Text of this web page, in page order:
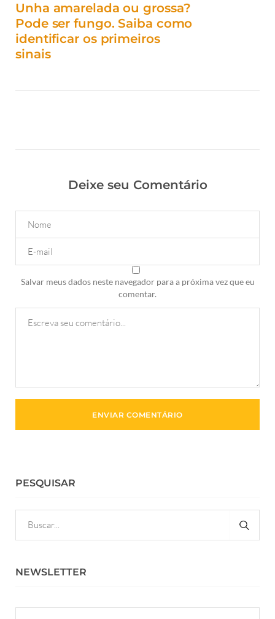
Unha amarelada ou grossa?
Pode ser fungo. Saiba como
identificar os primeiros
sinais
Deixe seu Comentário
Salvar meus dados neste navegador para a próxima vez que eu
comentar.
PESQUISAR
NEWSLETTER